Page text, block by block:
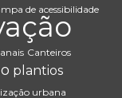
de acessibilidade
Canteiros
plantios
urbana